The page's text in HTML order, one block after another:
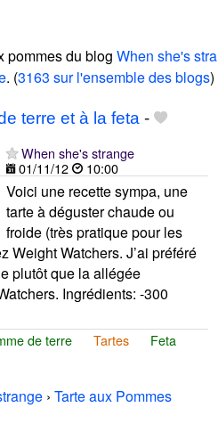
pommes du blog When she's
. (3163 sur l'ensemble des blogs)
terre et à la feta -
When she's strange
01/11/12
10:00
Voici une recette sympa, une
tarte à déguster chaude ou
froide (très pratique pour les
Weight Watchers. J’ai préféré
plutôt que la allégée
Ingrédients: -300
de terre Tartes Feta
› Tarte aux Pommes